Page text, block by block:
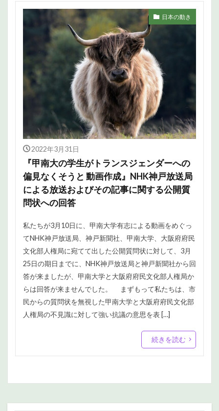
日本の動き
2022年3月31日
『甲南大の学生がトランスジェンダーへの
偏見なくそうと 動画作成』NHK神戸放送局
による放送およびその記事に関する公開質
問状への回答
私たちが3月10日に、甲南大学有志による動画をめぐっ
てNHK神戸放送局、神戸新聞社、甲南大学、大阪府府民
文化部人権局に宛てて出した公開質問状に対して、3月
25日の期日までに、NHK神戸放送局と神戸新聞社から回
答が来ましたが、甲南大学と大阪府府民文化部人権局か
らは回答が来ませんでした。 まずもって私たちは、市
民からの質問状を無視した甲南大学と大阪府府民文化部
人権局の不見識に対して強い抗議の意思を表 […]
続きを読む